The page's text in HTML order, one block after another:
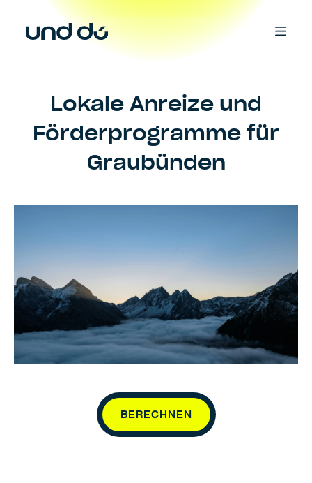
Lokale Anreize und
Förderprogramme für
Graubünden
BERECHNEN